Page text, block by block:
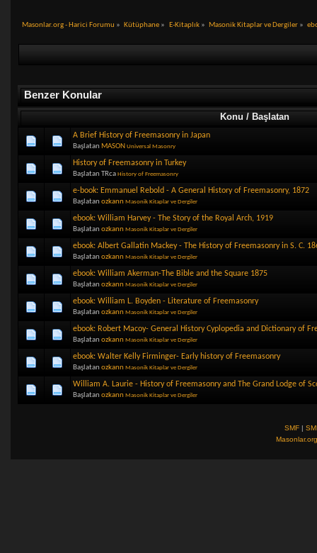
Masonlar.org - Harici Forumu » Kütüphane » E-Kitaplık» Masonik Kitaplar ve Dergiler»
Benzer Konular
Konu / Başlatan
A Brief History of Freemasonry in Japan
Başlatan MASON Universal Masonry
History of Freemasonry in Turkey
Başlatan TRca History of Freemasonry
e-book: Emmanuel Rebold - A General History of Freemasonry, 1872
Başlatan ozkann Masonik Kitaplar ve Dergiler
ebook: William Harvey - The Story of the Royal Arch, 1919
Başlatan ozkann Masonik Kitaplar ve Dergiler
ebook: Albert Gallatin Mackey - The History of Freemasonry in S. C.
Başlatan ozkann Masonik Kitaplar ve Dergiler
ebook: William Akerman-The Bible and the Square 1875
Başlatan ozkann Masonik Kitaplar ve Dergiler
ebook: William L. Boyden - Literature of Freemasonry
Başlatan ozkann Masonik Kitaplar ve Dergiler
ebook: Robert Macoy- General History Cyplopedia and Dictionary of
Başlatan ozkann Masonik Kitaplar ve Dergiler
ebook: Walter Kelly Firminger- Early history of Freemasonry
Başlatan ozkann Masonik Kitaplar ve Dergiler
William A. Laurie - History of Freemasonry and The Grand Lodge of
Başlatan ozkann Masonik Kitaplar ve Dergiler
SMF |
Masonlar.org